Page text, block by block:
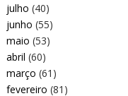
julho (40)
junho (55)
maio (53)
abril (60)
março (61)
fevereiro (81)